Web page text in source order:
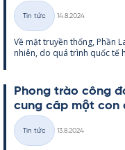
Thể
loại
Tin tức
14.8.2024
Về mặt tru­yền thống, Phần
nhiên, do quá trình quốc tế
Phong trào công
cung cấp một
Thể
Tin tức
13.8.2024